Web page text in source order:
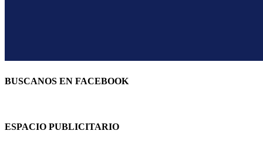
BUSCANOS EN FACEBOOK
ESPACIO PUBLICITARIO